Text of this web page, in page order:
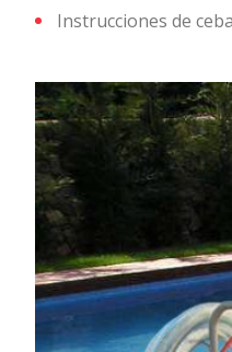
Instrucciones de